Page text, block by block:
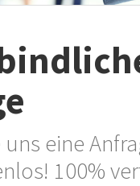
eine
100%